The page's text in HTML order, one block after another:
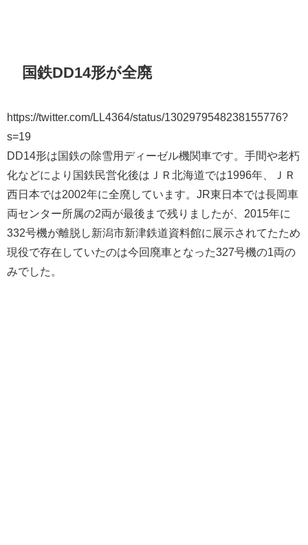
国鉄DD14形が全廃
https://twitter.com/LL4364/status/1302979548238155776?
s=19
DD14形は国鉄の除雪用ディーゼル機関車です。手間や老朽
化などにより国鉄民営化後はＪＲ北海道では1996年、ＪＲ
西日本では2002年に全廃しています。JR東日本では長岡車
両センター所属の2両が最後まで残りましたが、2015年に
332号機が離脱し新潟市新津鉄道資料館に展示されてたため
現役で存在していたのは今回廃車となった327号機の1両の
みでした。